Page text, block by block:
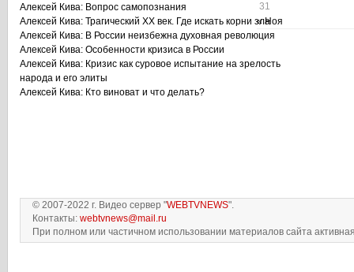
Алексей Кива: Вопрос самопознания
Алексей Кива: Трагический XX век. Где искать корни зла
Алексей Кива: В России неизбежна духовная революция
Алексей Кива: Особенности кризиса в России
Алексей Кива: Кризис как суровое испытание на зрелость
народа и его элиты
Алексей Кива: Кто виноват и что делать?
31
« Ноя
© 2007-2022 г. Видео сервер "WEBTVNEWS".
Контакты: webtvnews@mail.ru
При полном или частичном использовании материалов сайта